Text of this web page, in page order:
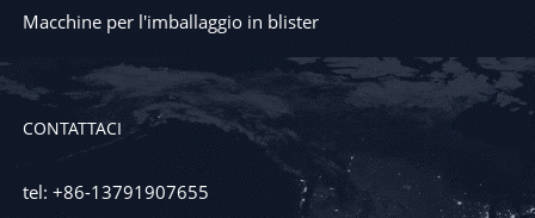
Macchine per l'imballaggio in blister
CONTATTACI
tel: +86-13791907655